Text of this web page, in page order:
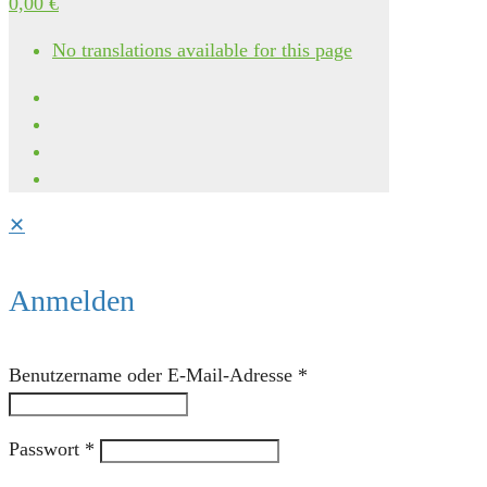
No translations available for this page
✕
Anmelden
Benutzername oder E-Mail-Adresse *
Passwort *